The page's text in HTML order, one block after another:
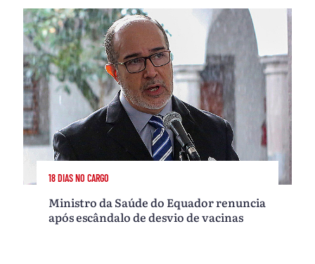
18 DIAS NO CARGO
Ministro da Saúde do Equador renuncia
após escândalo de desvio de vacinas